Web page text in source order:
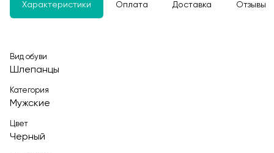
Характеристики Оплата Доставка Отзывы
Вид обуви
Шлепанцы
Категория
Мужские
Цвет
Черный